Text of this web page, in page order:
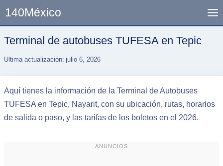
140México
Terminal de autobuses TUFESA en Tepic
Ultima actualización: julio 6, 2026
Aquí tienes la información de la Terminal de Autobuses
TUFESA en Tepic, Nayarit, con su ubicación, rutas, horarios
de salida o paso, y las tarifas de los boletos en el 2026.
ANUNCIOS